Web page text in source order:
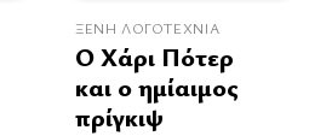
ΞΈΝΗ ΛΟΓΟΤΕΧΝΊΑ
Ο Χάρι Πότερ
και ο ημίαιμος
πρίγκιψ